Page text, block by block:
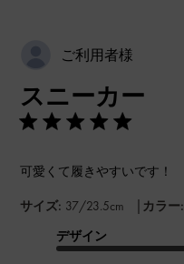
ご利用者様
スニーカー
可愛くて履きやすいです！
サイズ: 37/23.5cm | カラー:
デザイン